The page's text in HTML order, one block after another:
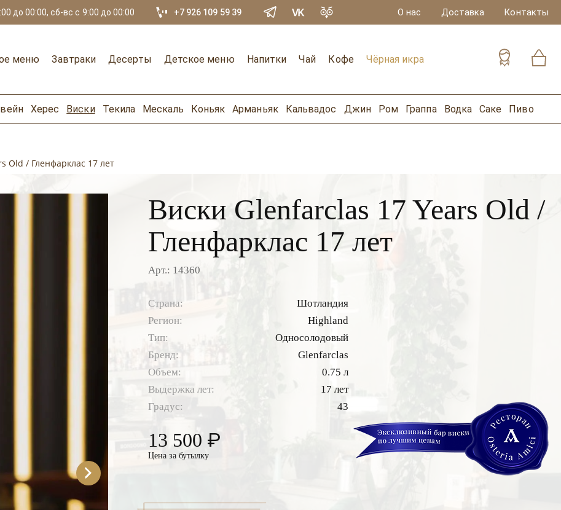
до 00:00, сб-вс с 9:00 до 00:00 +7 926 109 59 39 О нас Доставка Контакты
меню Завтраки Десерты Детское меню Напитки Чай Кофе Чёрная икра
Херес Виски Текила Мескаль Коньяк Арманьяк Кальвадос Джин Ром Граппа Водка Саке Пиво
Old / Гленфарклас 17 лет
Виски Glenfarclas 17 Years Old /
Гленфарклас 17 лет
Арт.: 14360
Страна:
Шотландия
Регион:
Highland
Тип:
Односолодовый
Бренд:
Glenfarclas
Объем:
0.75 л
Выдержка лет:
17 лет
Градус:
43
13 500 ₽
Цена за бутылку